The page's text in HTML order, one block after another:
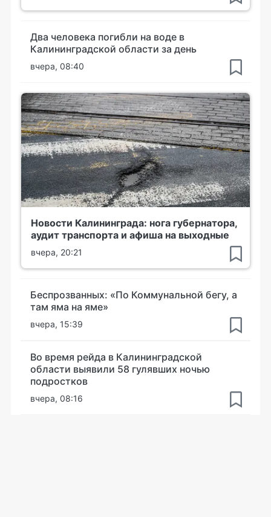
Два человека погибли на воде в
Калининградской области за день
вчера, 08:40
Новости Калининграда: нога губернатора,
аудит транспорта и афиша на выходные
вчера, 20:21
Беспрозванных: «По Коммунальной бегу, а
там яма на яме»
вчера, 15:39
Во время рейда в Калининградской
области выявили 58 гулявших ночью
подростков
вчера, 08:16